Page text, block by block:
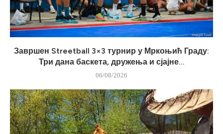
Завршен Streetball 3×3 турнир у Мркоњић Граду:
Три дана баскета, дружења и сјајне...
06/08/2026